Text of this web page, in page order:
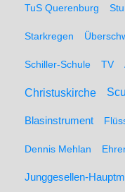
TuS Querenburg
Starkregen
Schiller-Schule TV
Christuskirche
Blasinstrument
Dennis Mehlan
Junggesellen-